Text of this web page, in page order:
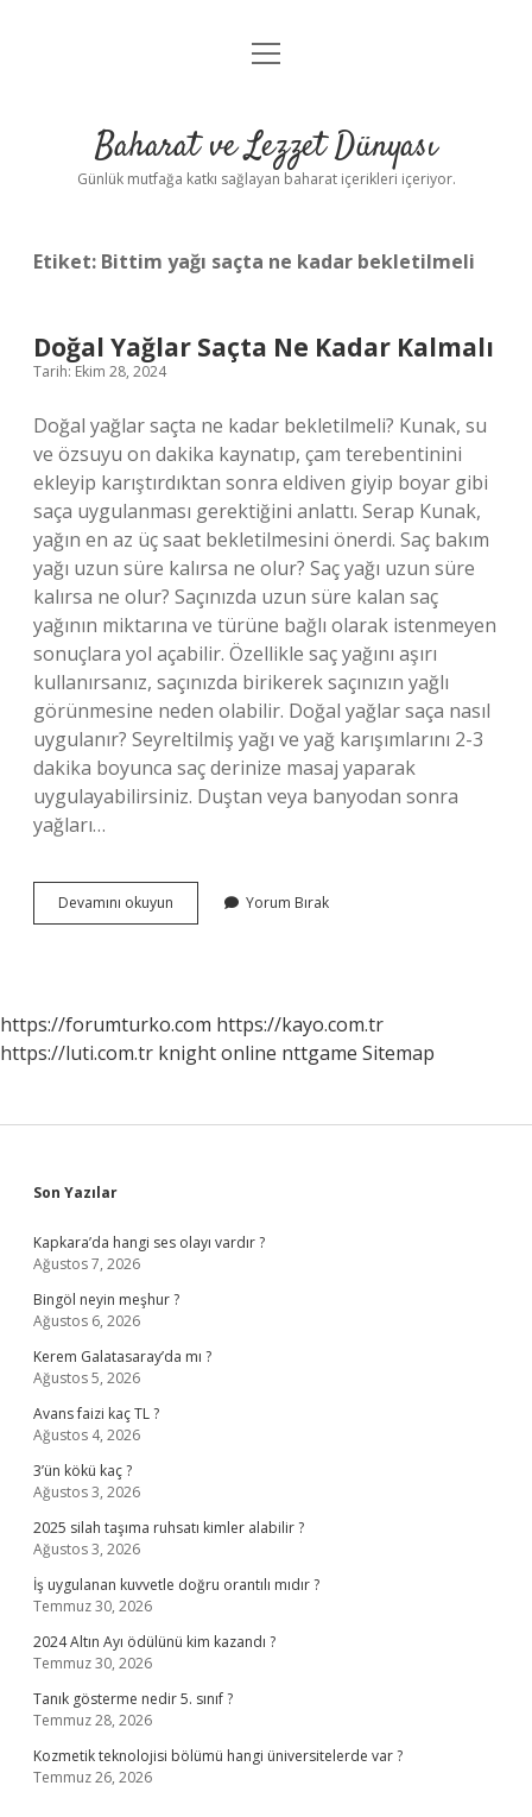
Anasayfa
Yasal Uyarı
menüyü
Baharat ve Lezzet Dünyası
Günlük mutfağa katkı sağlayan baharat içerikleri içeriyor.
Etiket: Bittim yağı saçta ne kadar bekletilmeli
Doğal Yağlar Saçta Ne Kadar Kalmalı
Tarih: Ekim 28, 2024
Doğal yağlar saçta ne kadar bekletilmeli? Kunak, su
ve özsuyu on dakika kaynatıp, çam terebentinini
ekleyip karıştırdıktan sonra eldiven giyip boyar gibi
saça uygulanması gerektiğini anlattı. Serap Kunak,
yağın en az üç saat bekletilmesini önerdi. Saç bakım
yağı uzun süre kalırsa ne olur? Saç yağı uzun süre
kalırsa ne olur? Saçınızda uzun süre kalan saç
yağının miktarına ve türüne bağlı olarak istenmeyen
sonuçlara yol açabilir. Özellikle saç yağını aşırı
kullanırsanız, saçınızda birikerek saçınızın yağlı
görünmesine neden olabilir. Doğal yağlar saça nasıl
uygulanır? Seyreltilmiş yağı ve yağ karışımlarını 2-3
dakika boyunca saç derinize masaj yaparak
uygulayabilirsiniz. Duştan veya banyodan sonra
yağları…
Devamını okuyun
Yağlar
Yorum Bırak
https://forumturko.com https://kayo.com.tr
https://luti.com.tr knight online nttgame Sitemap
Sidebar
Son Yazılar
Kapkara’da hangi ses olayı vardır ?
Ağustos 7, 2026
Bingöl neyin meşhur ?
Ağustos 6, 2026
Kerem Galatasaray’da mı ?
Ağustos 5, 2026
Avans faizi kaç TL ?
Ağustos 4, 2026
3’ün kökü kaç ?
Ağustos 3, 2026
2025 silah taşıma ruhsatı kimler alabilir ?
Ağustos 3, 2026
İş uygulanan kuvvetle doğru orantılı mıdır ?
Temmuz 30, 2026
2024 Altın Ayı ödülünü kim kazandı ?
Temmuz 30, 2026
Tanık gösterme nedir 5. sınıf ?
Temmuz 28, 2026
Kozmetik teknolojisi bölümü hangi üniversitelerde var ?
Temmuz 26, 2026